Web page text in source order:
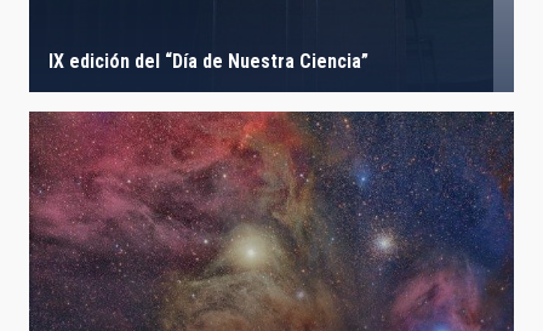
IX edición del “Día de Nuestra Ciencia”